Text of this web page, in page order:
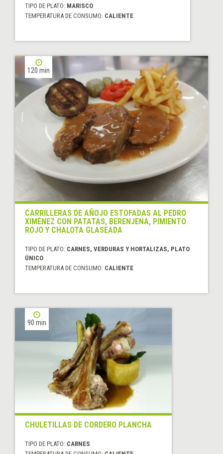
TIPO DE PLATO: MARISCO
TEMPERATURA DE CONSUMO: CALIENTE
120 min
CARRILLERAS DE AÑOJO ESTOFADAS AL PEDRO
XIMÉNEZ CON PATATAS, BERENJENA, PIMIENTO
ROJO Y CHALOTA GLASEADA
TIPO DE PLATO: CARNES, VERDURAS Y HORTALIZAS, PLATO
ÚNICO
TEMPERATURA DE CONSUMO: CALIENTE
90 min
CHULETILLAS DE CORDERO PLANCHA
TIPO DE PLATO: CARNES